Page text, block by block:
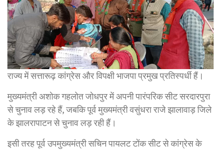
राज्य में सत्तारूढ़ कांग्रेस और विपक्षी भाजपा प्रमुख प्रतिस्पर्धी हैं।
मुख्यमंत्री अशोक गहलोत जोधपुर में अपनी पारंपरिक सीट सरदारपुरा
से चुनाव लड़ रहे हैं, जबकि पूर्व मुख्यमंत्री वसुंधरा राजे झालावाड़ जिले
के झालरापाटन से चुनाव लड़ रही हैं।
इसी तरह पूर्व उपमुख्यमंत्री सचिन पायलट टोंक सीट से कांग्रेस के